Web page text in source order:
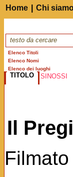
Home Chi
Elenco Titoli
Elenco Nomi
Elenco dei luoghi
TITOLO SINOSSI
Il